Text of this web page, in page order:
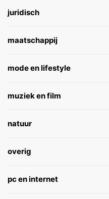
juridisch
maatschappij
mode en lifestyle
muziek en film
natuur
overig
pc en internet